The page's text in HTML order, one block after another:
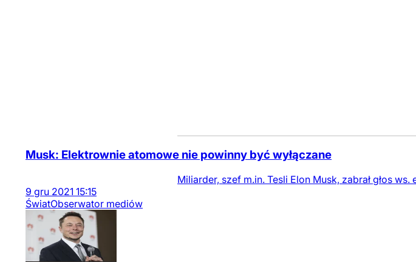
Musk: Elektrownie atomowe nie powinny być wyłączane
Miliarder, szef m.in. Tesli Elon Musk, zabrał głos
9 gru 2021 15:15
ŚwiatObserwator mediów